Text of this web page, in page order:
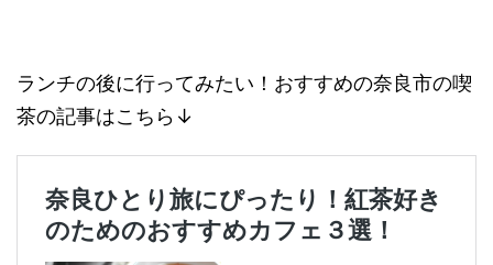
ランチの後に行ってみたい！おすすめの奈良市の喫
茶の記事はこちら↓